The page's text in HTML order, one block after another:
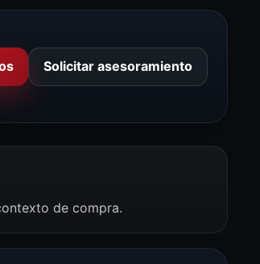
Solicitar asesoramiento
de compra.